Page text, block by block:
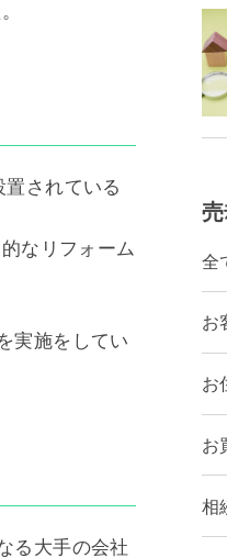
されている
なリフォーム
実施をしてい
る大手の会社
全
お
お
お
相